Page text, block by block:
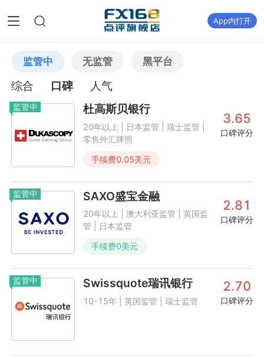
App内打开
监管中 无监管 黑平台
综合 口碑 人气
监管中 杜高斯贝银行
20年以上 | 日本监管 | 瑞士监管 |
零售外汇牌照
3.65
口碑评分
手续费0.05美元
监管中 SAXO盛宝金融
20年以上 | 澳大利亚监管 | 英国监
管 | 日本监管
2.81
口碑评分
手续费0美元
监管中 Swissquote瑞讯银行
10-15年 | 英国监管 | 瑞士监管
2.70
口碑评分